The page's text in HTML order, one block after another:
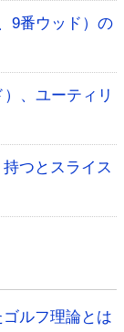
9番ウッド）の
、ユーティリ
つとスライス
ルフ理論とは